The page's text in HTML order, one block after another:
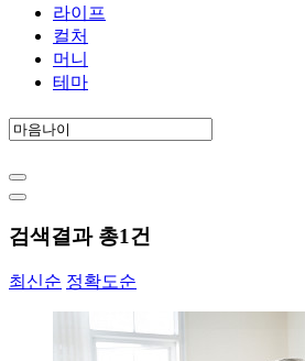
라이프
컬처
머니
테마
검색결과 총1건
최신순 정확도순